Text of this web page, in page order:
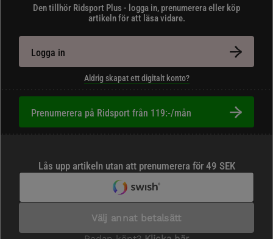
Den tillhör Ridsport Plus - logga in, prenumerera eller köp
artikeln för att läsa vidare.
Logga in
Aldrig skapat ett digitalt konto?
Prenumerera på Ridsport från 119:-/mån